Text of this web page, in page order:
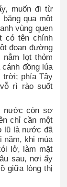
muốn đi từ
qua một
vùng quen
có tên chính
đoạn đường
lọt thỏm
đồng lúa
trời; phía Tây
rì rào suốt
nước còn sơ
chỉ cần một
lũ là nước đã
năm, khi mùa
lở, làm mặt
sau, nơi ấy
giữa lòng thị